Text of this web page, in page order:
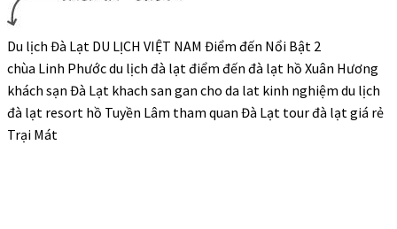
Du lịch Đà Lạt DU LỊCH VIỆT NAM Điểm đến Nổi Bật 2
chùa Linh Phước du lịch đà lạt điểm đến đà lạt hồ Xuân Hương
khách sạn Đà Lạt khach san gan cho da lat kinh nghiệm du lịch
đà lạt resort hồ Tuyền Lâm tham quan Đà Lạt tour đà lạt giá rẻ
Trại Mát